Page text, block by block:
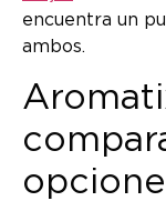
encuentra un
ambos.